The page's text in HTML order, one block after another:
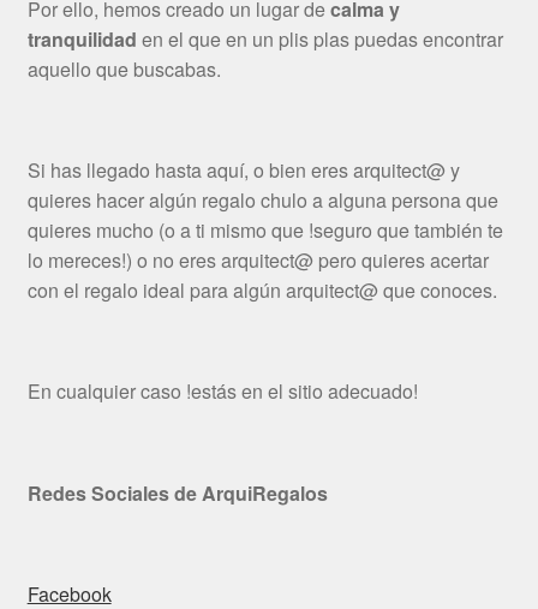
Por ello, hemos creado un lugar decalma y
tranquilidad en el que en un plis plas puedas encontrar
aquello que buscabas.
Si has llegado hasta aquí, o bien eres arquitect@ y
quieres hacer algún regalo chulo a alguna persona que
quieres mucho (o a ti mismo que !seguro que también te
lo mereces!) o no eres arquitect@ pero quieres acertar
con el regalo ideal para algún arquitect@ que conoces.
En cualquier caso !estás en el sitio adecuado!
Redes Sociales de ArquiRegalos
Facebook